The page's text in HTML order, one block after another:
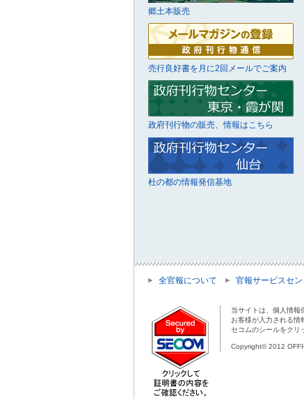
郷土本販売
売行良好書を月に2回メールでご案内
政府刊行物の販売、情報はこちら
杜の都の情報発信基地
全官報について 官報サービスセ
当サイトは、個人情報
お客様が入力される情
セコムのシールをクリ
Copyright© 2012